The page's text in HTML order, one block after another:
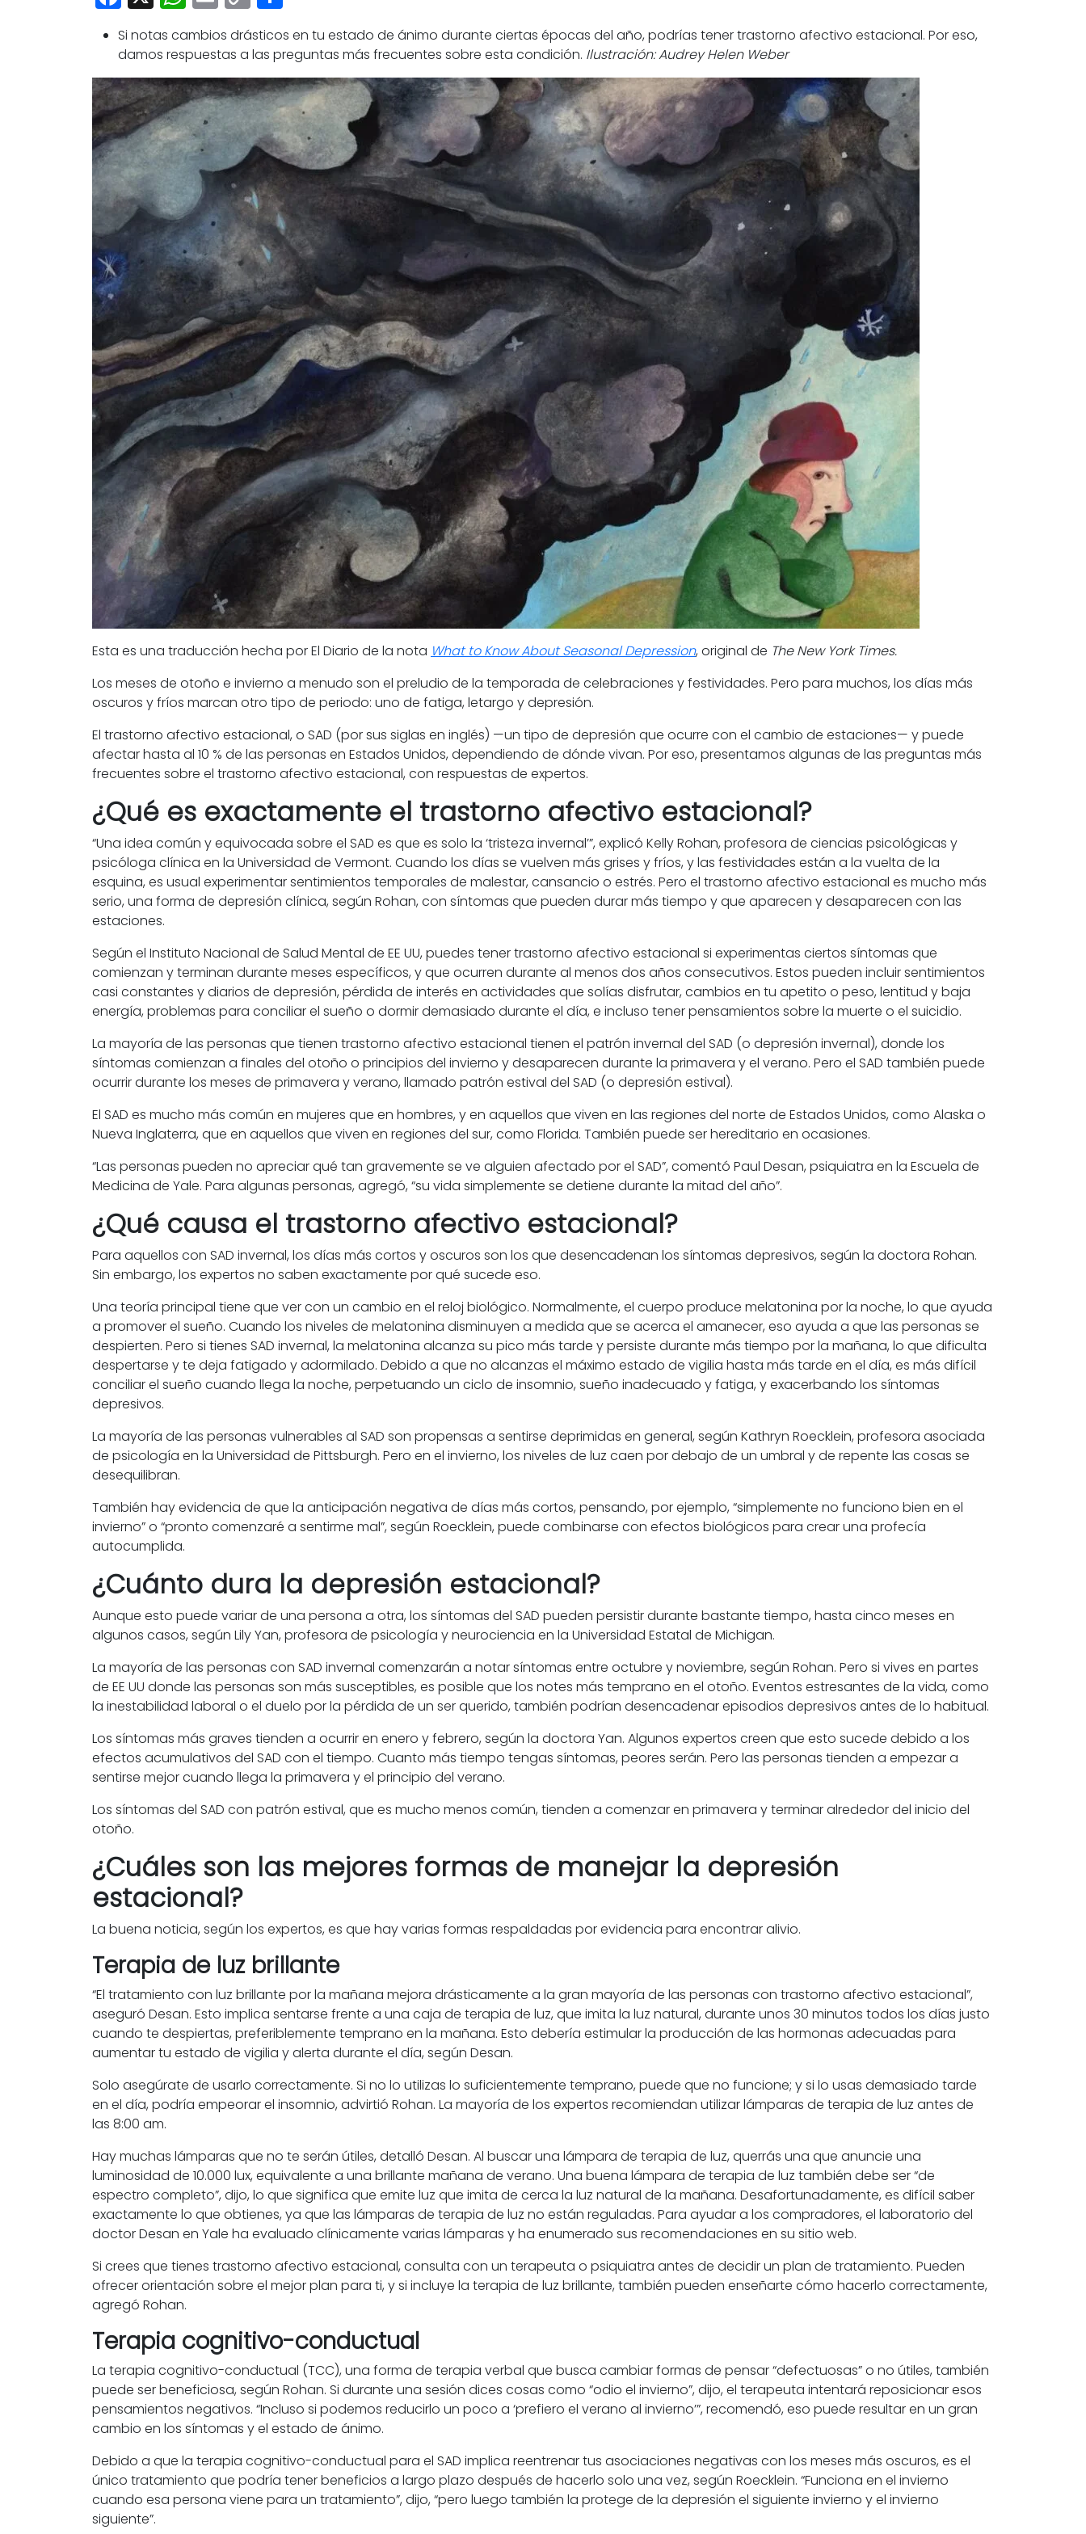
Link
Si notas cambios drásticos en tu estado de ánimo durante ciertas épocas del año, podrías tener trastorno afectivo estacional. Por eso,
damos respuestas a las preguntas más frecuentes sobre esta condición. Ilustración: Audrey Helen Weber
Esta es una traducción hecha porEl Diario de la nota What to Know About Seasonal Depression, original de The New York Times.
Los meses de otoño e invierno a menudo son el preludio de la temporada de celebraciones y festividades. Pero para muchos, los días más
oscuros y fríos marcan otro tipo de periodo: uno de fatiga, letargo y depresión.
El trastorno afectivo estacional, o SAD (por sus siglas en inglés) —un tipo de depresión que ocurre con el cambio de estaciones— y puede
afectar hasta al 10 % de las personas en Estados Unidos, dependiendo de dónde vivan. Por eso, presentamos algunas de las preguntas más
frecuentes sobre el trastorno afectivo estacional, con respuestas de expertos.
¿Qué es exactamente el trastorno afectivo estacional?
“Una idea común y equivocada sobre el SAD es que es solo la ‘tristeza invernal’”, explicó Kelly Rohan, profesora de ciencias psicológicas y
psicóloga clínica en la Universidad de Vermont. Cuando los días se vuelven más grises y fríos, y las festividades están a la vuelta de la
esquina, es usual experimentar sentimientos temporales de malestar, cansancio o estrés. Pero el trastorno afectivo estacional es mucho más
serio, una forma de depresión clínica, según Rohan, con síntomas que pueden durar más tiempo y que aparecen y desaparecen con las
estaciones.
Según el Instituto Nacional de Salud Mental de EE UU, puedes tener trastorno afectivo estacional si experimentas ciertos síntomas que
comienzan y terminan durante meses específicos, y que ocurren durante al menos dos años consecutivos. Estos pueden incluir sentimientos
casi constantes y diarios de depresión, pérdida de interés en actividades que solías disfrutar, cambios en tu apetito o peso, lentitud y baja
energía, problemas para conciliar el sueño o dormir demasiado durante el día, e incluso tener pensamientos sobre la muerte o el suicidio.
La mayoría de las personas que tienen trastorno afectivo estacional tienen el patrón invernal del SAD (o depresión invernal), donde los
síntomas comienzan a finales del otoño o principios del invierno y desaparecen durante la primavera y el verano. Pero el SAD también puede
ocurrir durante los meses de primavera y verano, llamado patrón estival del SAD (o depresión estival).
El SAD es mucho más común en mujeres que en hombres, y en aquellos que viven en las regiones del norte de Estados Unidos, como Alaska o
Nueva Inglaterra, que en aquellos que viven en regiones del sur, como Florida. También puede ser hereditario en ocasiones.
“Las personas pueden no apreciar qué tan gravemente se ve alguien afectado por el SAD”, comentó Paul Desan, psiquiatra en la Escuela de
Medicina de Yale. Para algunas personas, agregó, “su vida simplemente se detiene durante la mitad del año”.
¿Qué causa el trastorno afectivo estacional?
Para aquellos con SAD invernal, los días más cortos y oscuros son los que desencadenan los síntomas depresivos, según la doctora Rohan.
Sin embargo, los expertos no saben exactamente por qué sucede eso.
Una teoría principal tiene que ver con un cambio en el reloj biológico. Normalmente, el cuerpo produce melatonina por la noche, lo que ayuda
a promover el sueño. Cuando los niveles de melatonina disminuyen a medida que se acerca el amanecer, eso ayuda a que las personas se
despierten. Pero si tienes SAD invernal, la melatonina alcanza su pico más tarde y persiste durante más tiempo por la mañana, lo que dificulta
despertarse y te deja fatigado y adormilado. Debido a que no alcanzas el máximo estado de vigilia hasta más tarde en el día, es más difícil
conciliar el sueño cuando llega la noche, perpetuando un ciclo de insomnio, sueño inadecuado y fatiga, y exacerbando los síntomas
depresivos.
La mayoría de las personas vulnerables al SAD son propensas a sentirse deprimidas en general, según Kathryn Roecklein, profesora asociada
de psicología en la Universidad de Pittsburgh. Pero en el invierno, los niveles de luz caen por debajo de un umbral y de repente las cosas se
desequilibran.
También hay evidencia de que la anticipación negativa de días más cortos, pensando, por ejemplo, “simplemente no funciono bien en el
invierno” o “pronto comenzaré a sentirme mal”, según Roecklein, puede combinarse con efectos biológicos para crear una profecía
autocumplida.
¿Cuánto dura la depresión estacional?
Aunque esto puede variar de una persona a otra, los síntomas del SAD pueden persistir durante bastante tiempo, hasta cinco meses en
algunos casos, según Lily Yan, profesora de psicología y neurociencia en la Universidad Estatal de Michigan.
La mayoría de las personas con SAD invernal comenzarán a notar síntomas entre octubre y noviembre, según Rohan. Pero si vives en partes
de EE UU donde las personas son más susceptibles, es posible que los notes más temprano en el otoño. Eventos estresantes de la vida, como
la inestabilidad laboral o el duelo por la pérdida de un ser querido, también podrían desencadenar episodios depresivos antes de lo habitual.
Los síntomas más graves tienden a ocurrir en enero y febrero, según la doctora Yan. Algunos expertos creen que esto sucede debido a los
efectos acumulativos del SAD con el tiempo. Cuanto más tiempo tengas síntomas, peores serán. Pero las personas tienden a empezar a
sentirse mejor cuando llega la primavera y el principio del verano.
Los síntomas del SAD con patrón estival, que es mucho menos común, tienden a comenzar en primavera y terminar alrededor del inicio del
otoño.
¿Cuáles son las mejores formas de manejar la depresión
estacional?
La buena noticia, según los expertos, es que hay varias formas respaldadas por evidencia para encontrar alivio.
Terapia de luz brillante
“El tratamiento con luz brillante por la mañana mejora drásticamente a la gran mayoría de las personas con trastorno afectivo estacional”,
aseguró Desan. Esto implica sentarse frente a una caja de terapia de luz, que imita la luz natural, durante unos 30 minutos todos los días justo
cuando te despiertas, preferiblemente temprano en la mañana. Esto debería estimular la producción de las hormonas adecuadas para
aumentar tu estado de vigilia y alerta durante el día, según Desan.
Solo asegúrate de usarlo correctamente. Si no lo utilizas lo suficientemente temprano, puede que no funcione; y si lo usas demasiado tarde
en el día, podría empeorar el insomnio, advirtió Rohan. La mayoría de los expertos recomiendan utilizar lámparas de terapia de luz antes de
las 8:00 am.
Hay muchas lámparas que no te serán útiles, detalló Desan. Al buscar una lámpara de terapia de luz, querrás una que anuncie una
luminosidad de 10.000 lux, equivalente a una brillante mañana de verano. Una buena lámpara de terapia de luz también debe ser “de
espectro completo”, dijo, lo que significa que emite luz que imita de cerca la luz natural de la mañana. Desafortunadamente, es difícil saber
exactamente lo que obtienes, ya que las lámparas de terapia de luz no están reguladas. Para ayudar a los compradores, el laboratorio del
doctor Desan en Yale ha evaluado clínicamente varias lámparas y ha enumerado sus recomendaciones en su sitio web.
Si crees que tienes trastorno afectivo estacional, consulta con un terapeuta o psiquiatra antes de decidir un plan de tratamiento. Pueden
ofrecer orientación sobre el mejor plan para ti, y si incluye la terapia de luz brillante, también pueden enseñarte cómo hacerlo correctamente,
agregó Rohan.
Terapia cognitivo-conductual
La terapia cognitivo-conductual (TCC), una forma de terapia verbal que busca cambiar formas de pensar “defectuosas” o no útiles, también
puede ser beneficiosa, según Rohan. Si durante una sesión dices cosas como “odio el invierno”, dijo, el terapeuta intentará reposicionar esos
pensamientos negativos. “Incluso si podemos reducirlo un poco a ‘prefiero el verano al invierno’”, recomendó, eso puede resultar en un gran
cambio en los síntomas y el estado de ánimo.
Debido a que la terapia cognitivo-conductual para el SAD implica reentrenar tus asociaciones negativas con los meses más oscuros, es el
único tratamiento que podría tener beneficios a largo plazo después de hacerlo solo una vez, según Roecklein. “Funciona en el invierno
cuando esa persona viene para un tratamiento”, dijo, “pero luego también la protege de la depresión el siguiente invierno y el invierno
siguiente”.